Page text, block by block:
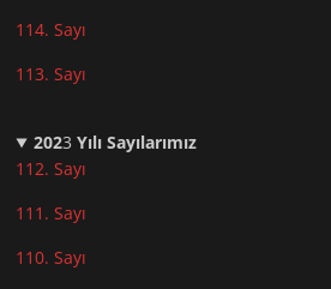
114. Sayı
113. Sayı
2023Yılı Sayılarımız
112. Sayı
111. Sayı
110. Sayı